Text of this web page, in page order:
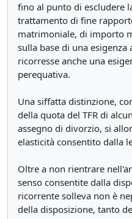
fino al punto di escludere
trattamento di fine
matrimoniale, di importo
sulla base di una esigenza
ricorresse anche una
perequativa.
Una siffatta distinzione,
della quota del TFR di
assegno di divorzio, si
elasticità consentito dalla
Oltre a non rientrare
senso consentite dalla
ricorrente solleva non è
della disposizione, tanto